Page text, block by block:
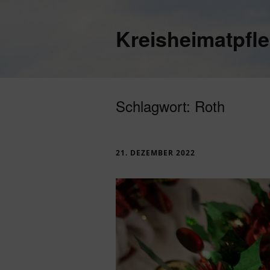
Schlagwort: Roth
21. DEZEMBER 2022